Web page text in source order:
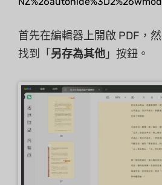
首先在編輯器上開啟 PDF，
找到「 另存為其他 」按鈕。